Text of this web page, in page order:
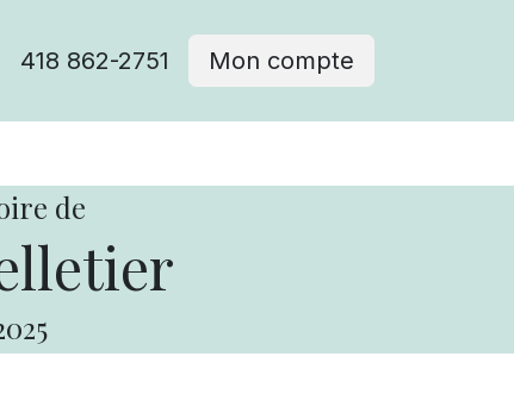
418 862-2751 Mon compte
de